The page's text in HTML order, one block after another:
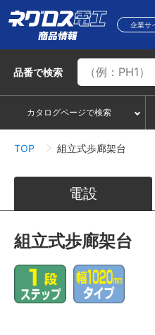
企業サ
品番で検索
カタログページで検索
TOP 組立式歩廊架台
電設
組立式歩廊架台